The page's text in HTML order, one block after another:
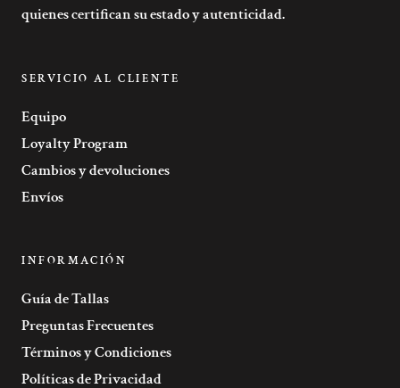
quienes certifican su estado y autenticidad.
SERVICIO AL CLIENTE
Equipo
Loyalty Program
Cambios y devoluciones
Envíos
INFORMACIÓN
Guía de Tallas
Preguntas Frecuentes
Términos y Condiciones
Políticas de Privacidad